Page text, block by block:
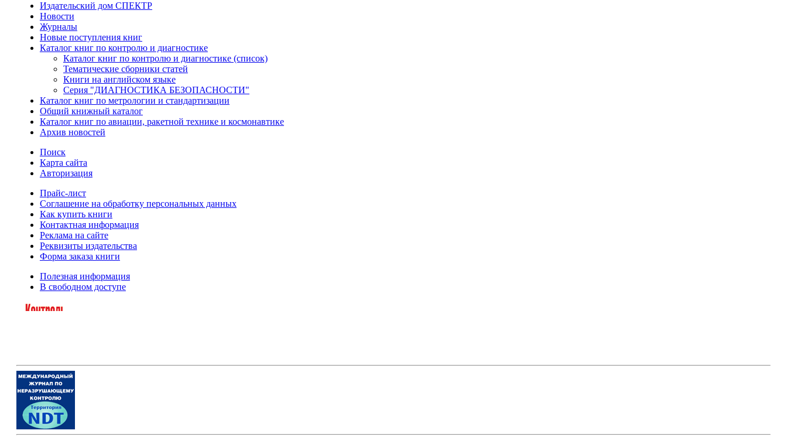
Издательский дом СПЕКТР
Новости
Журналы
Новые поступления книг
Каталог книг по контролю и диагностике
Каталог книг по контролю и диагностике (список)
Тематические сборники статей
Книги на английском языке
Серия "ДИАГНОСТИКА БЕЗОПАСНОСТИ"
Каталог книг по метрологии и стандартизации
Общий книжный каталог
Каталог книг по авиации, ракетной технике и космонавтике
Архив новостей
Поиск
Карта сайта
Авторизация
Прайс-лист
Соглашение на обработку персональных данных
Как купить книги
Контактная информация
Реклама на сайте
Реквизиты издательства
Форма заказа книги
Полезная информация
В свободном доступе